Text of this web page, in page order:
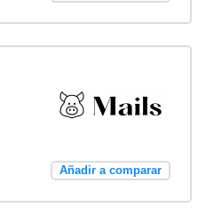
Añadir a comparar